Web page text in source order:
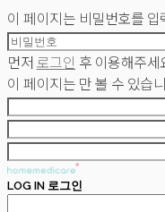
이 페이지는 비밀번호를
먼저 로그인 후 이용해주세
이 페이지는 만 볼 수 있습
LOG IN 로그인